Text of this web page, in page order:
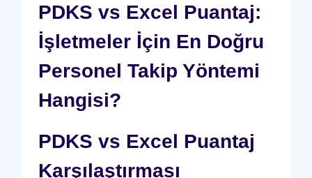
PDKS vs Excel Puantaj:
İşletmeler İçin En Doğru
Personel Takip Yöntemi
Hangisi?
PDKS vs Excel Puantaj
Karşılaştırması